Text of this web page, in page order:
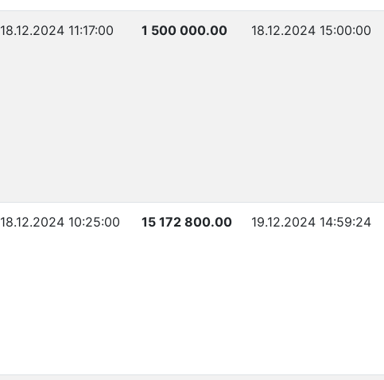
18.12.2024 11:17:00 1 500 000.00 18.12.2024 15:00:00
18.12.2024 10:25:00 15 172 800.00 19.12.2024 14:59:24